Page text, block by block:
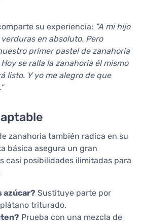
su experiencia: "A mi hijo
en absoluto. Pero
primer pastel de zanahoria
se ralla la zanahoria él mismo
listo. Y yo me alegro de que
zanahoria también radica en su
básica asegura un gran
casi posibilidades ilimitadas para
azúcar? Sustituye parte por
triturado.
Prueba con una mezcla de